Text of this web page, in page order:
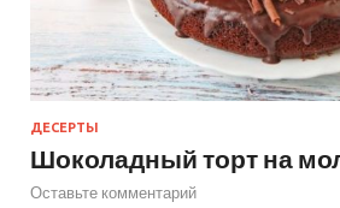
ДЕСЕРТЫ
Шоколадный торт на
Оставьте комментарий